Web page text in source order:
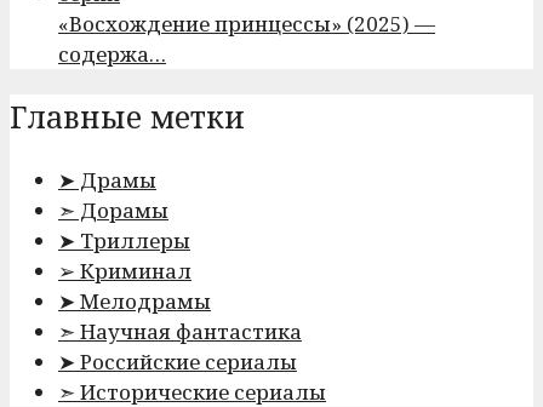
«Восхождение принцессы» (2025) —
содержа…
Главные метки
➤ Драмы
➣ Дорамы
➤ Триллеры
➢ Криминал
➤ Мелодрамы
➣ Научная фантастика
➤ Российские сериалы
➣ Исторические сериалы